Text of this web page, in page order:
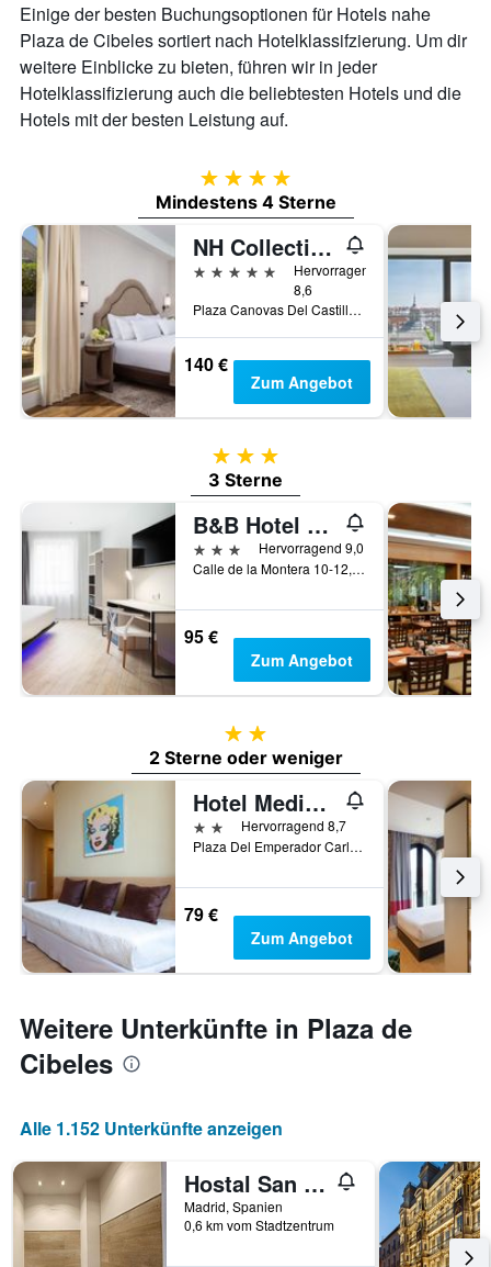
Einige der besten Buchungsoptionen für Hotels nahe
Plaza de Cibeles sortiert nach Hotelklassifzierung. Um dir
weitere Einblicke zu bieten, führen wir in jeder
Hotelklassifizierung auch die beliebtesten Hotels und die
Hotels mit der besten Leistung auf.
4 Sterne
Mindestens 4 Sterne
NH Collection Madrid Paseo del Prado
5 Sterne
Hervorragend
8,6
Plaza Canovas Del Castillo, 4, Madrid, Spanien
140 €
Zum Angebot
3 Sterne
3 Sterne
B&B Hotel Madrid Centro Puerta del Sol
3 Sterne
Hervorragend 9,0
Calle de la Montera 10-12, Madrid, Spanien
95 €
Zum Angebot
2 Sterne
2 Sterne oder weniger
Hotel Mediodia
2 SterneHervorragend 8,7
Plaza Del Emperador Carlos V, 8, Madrid, Spanien
79 €
Zum Angebot
Weitere Unterkünfte in Plaza de
Cibeles
Alle 1.152 Unterkünfte anzeigen
Hostal San Lorenzo
Madrid, Spanien
0,6 km vom Stadtzentrum